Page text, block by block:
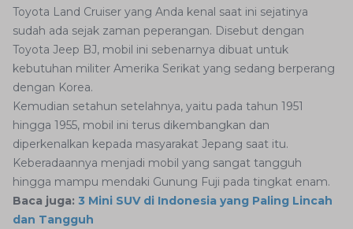
Toyota Land Cruiser yang Anda kenal saat ini sejatinya
sudah ada sejak zaman peperangan. Disebut dengan
Toyota Jeep BJ, mobil ini sebenarnya dibuat untuk
kebutuhan militer Amerika Serikat yang sedang berperang
dengan Korea.
Kemudian setahun setelahnya, yaitu pada tahun 1951
hingga 1955, mobil ini terus dikembangkan dan
diperkenalkan kepada masyarakat Jepang saat itu.
Keberadaannya menjadi mobil yang sangat tangguh
hingga mampu mendaki Gunung Fuji pada tingkat enam.
Baca juga: 3 Mini SUV di Indonesia yang Paling Lincah
dan Tangguh